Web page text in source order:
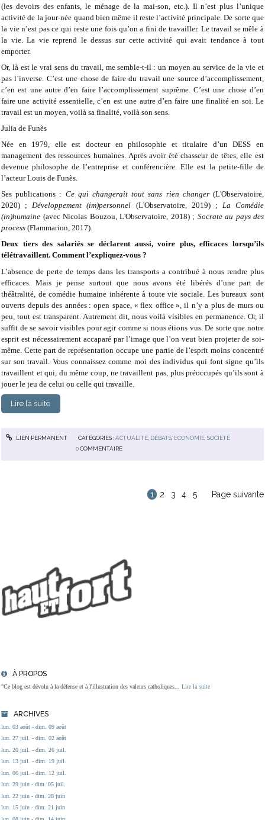
À PROPOS
"Ce blog est dévolu à la défense et à l'illustration des valeurs catholiques... Lire la suite
ARCHIVES
lun. 03 août - dim. 09 août
lun. 27 juil. - dim. 02 août
lun. 20 juil. - dim. 26 juil.
lun. 13 juil. - dim. 19 juil.
lun. 06 juil. - dim. 12 juil.
lun. 29 juin - dim. 05 juil.
lun. 22 juin - dim. 28 juin
lun. 15 juin - dim. 21 juin
(les devoirs des enfants, le ménage de la mai-son, etc.). Il n’est plus l’unique
activité de la jour-née quand bien même il reste l’activité principale. De sorte que
la vie n’est pas ce qui reste une fois qu’on a fini de travailler. Le travail se mêle à
la vie. La vie reprend le dessus sur cette activité qui avait tendance à tout
emporter.
Or, là est le vrai sens du travail, me semble-t-il : un moyen au service de la vie et
pas l’inverse. C’est une chose de faire du travail une source d’accomplissement,
c’en est une autre d’en faire l’accomplissement suprême. C’est une chose d’en
faire une activité essentielle, c’en est une autre d’en faire une finalité en soi. Le
travail est un moyen, voilà sa finalité, voilà son sens.
Julia de Funès
Née en 1979, elle est docteur en philosophie et titulaire d’un DESS en
management des ressources humaines. Après avoir été chasseur de têtes, elle est
devenue philosophe de l’entreprise et conférencière. Elle est la petite-fille de
l’acteur Louis de Funès.
Ses publications : Ce qui changerait tout sans rien changer(L'Observatoire,
2020) ;Développement (im)personnel (L'Observatoire, 2019) ; La Comédie
(in)humaine (avec Nicolas Bouzou, L'Observatoire, 2018) ; Socrate au pays des
process (Flammarion, 2017).
Deux tiers des salariés se déclarent aussi, voire plus, efficaces lorsqu’ils
télétravaillent. Comment l’expliquez-vous ?
L’absence de perte de temps dans les transports a contribué à nous rendre plus
efficaces. Mais je pense surtout que nous avons été libérés d’une part de
théâtralité, de comédie humaine inhérente à toute vie sociale. Les bureaux sont
ouverts depuis des années : open space, « flex office », il n’y a plus de murs ou
peu, tout est transparent. Autrement dit, nous voilà visibles en permanence. Or, il
suffit de se savoir visibles pour agir comme si nous étions vus. De sorte que notre
esprit est nécessairement accaparé par l’image que l’on veut bien projeter de soi-
même. Cette part de représentation occupe une partie de l’esprit moins concentré
sur son travail. Vous connaissez comme moi des individus qui font signe qu’ils
travaillent et qui, du même coup, ne travaillent pas, plus préoccupés qu’ils sont à
jouer le jeu de celui ou celle qui travaille.
Lire la suite
LIEN PERMANENT CATÉGORIES :ACTUALITÉ, DÉBATS, ECONOMIE, SOCIÉTÉ
0 COMMENTAIRE
1 2 3 4 5 Page suivante